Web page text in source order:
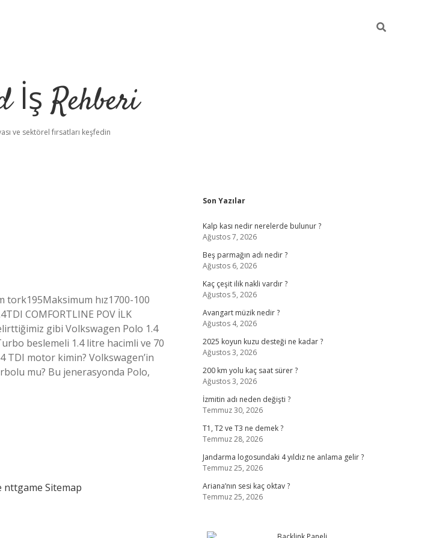
İş Rehberi
ve sektörel fırsatları keşfedin
tork195Maksimum hız1700-100
COMFORTLINE POV İLK
gibi Volkswagen Polo 1.4
beslemeli 1.4 litre hacimli ve 70
TDI motor kimin? Volkswagen’in
mu? Bu jenerasyonda Polo,
nttgame Sitemap
Sidebar
Son Yazılar
Kalp kası nedir nerelerde bulunur ?
Ağustos 7, 2026
Beş parmağın adı nedir ?
Ağustos 6, 2026
Kaç çeşit ilik nakli vardır ?
Ağustos 5, 2026
Avangart müzik nedir ?
Ağustos 4, 2026
2025 koyun kuzu desteği ne kadar ?
Ağustos 3, 2026
200 km yolu kaç saat sürer ?
Ağustos 3, 2026
İzmitin adı neden değişti ?
Temmuz 30, 2026
T1, T2 ve T3 ne demek ?
Temmuz 28, 2026
Jandarma logosundaki 4 yıldız ne anlama gelir ?
Temmuz 25, 2026
Ariana’nın sesi kaç oktav ?
Temmuz 25, 2026